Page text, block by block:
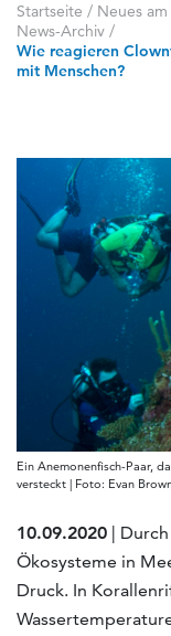
Startseite / Neues
News-Archiv /
Wie reagieren
mit Menschen?
Ein Anemonenfisch-Paar,
versteckt | Foto: Evan
10.09.2020 |
Ökosysteme in
Druck. In